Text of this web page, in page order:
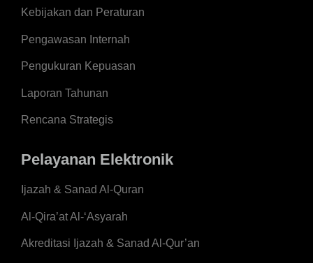
Kebijakan dan Peraturan
Pengawasan Internah
Pengukuran Kepuasan
Laporan Tahunan
Rencana Strategis
Pelayanan Elektronik
Ijazah & Sanad Al-Quran
Al-Qira’at Al-‘Asyarah
Akreditasi Ijazah & Sanad Al-Qur’an